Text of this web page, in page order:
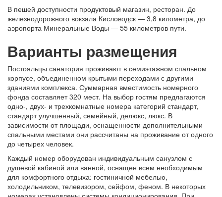
В пешей доступности продуктовый магазин, ресторан. До
железнодорожного вокзала Кисловодск — 3,8 километра, до
аэропорта Минеральные Воды — 55 километров пути.
Варианты размещения
Постояльцы санатория проживают в семиэтажном спальном
корпусе, объединенном крытыми переходами с другими
зданиями комплекса. Суммарная вместимость номерного
фонда составляет 320 мест. На выбор гостям предлагаются
одно-, двух- и трехкомнатные номера категорий стандарт,
стандарт улучшенный, семейный, делюкс, люкс. В
зависимости от площади, оснащенности дополнительными
спальными местами они рассчитаны на проживание от одного
до четырех человек.
Каждый номер оборудован индивидуальным санузлом с
душевой кабиной или ванной, оснащен всем необходимым
для комфортного отдыха: гостиничной мебелью,
холодильником, телевизором, сейфом, феном. В некоторых